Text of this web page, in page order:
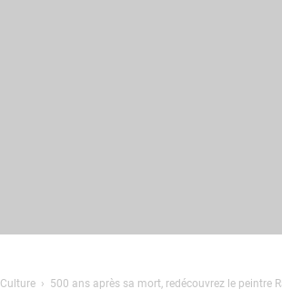
Culture 500 ans après sa mort, redécouvrez le peintre